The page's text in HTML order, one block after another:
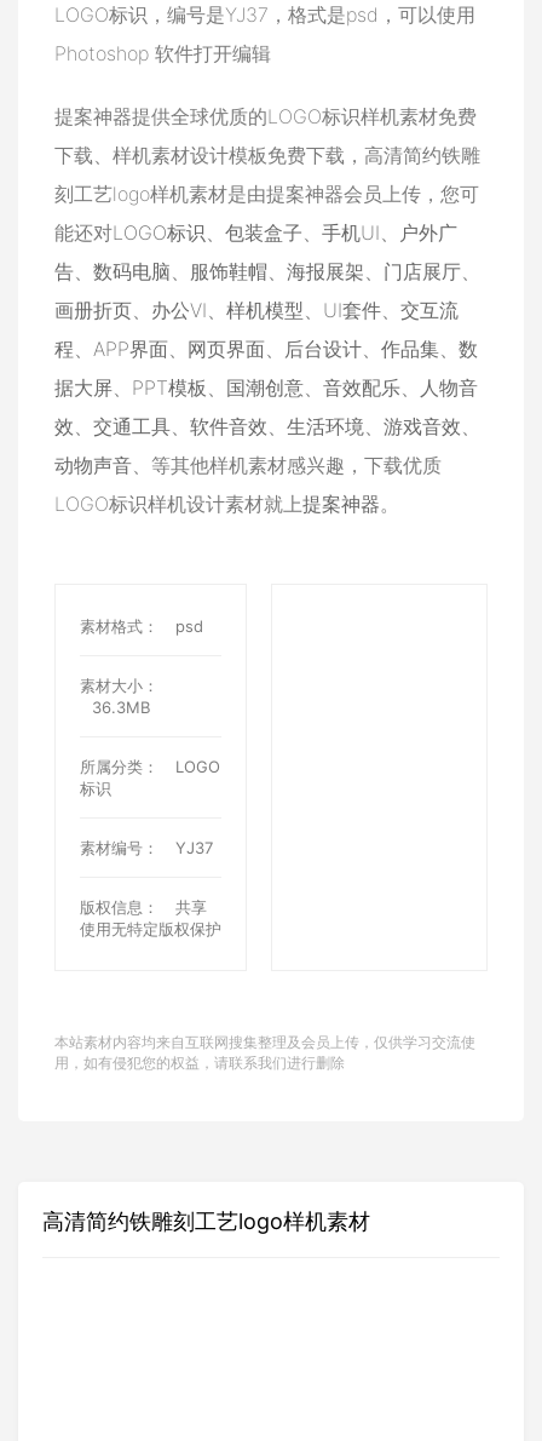
LOGO标识，编号是YJ37，格式是psd，可以使用
Photoshop 软件打开编辑
提案神器提供全球优质的LOGO标识样机素材免费
下载、样机素材设计模板免费下载，高清简约铁雕
刻工艺logo样机素材是由提案神器会员上传，您可
能还对LOGO标识 包装盒子 手机UI
户外广
告
数码电脑 服饰鞋帽 海报展架 门店展厅
画册折页
办公VI 样机模型 UI套件
交互流
程
APP界面 网页界面 后台设计 作品集
数
据大屏
PPT模板 国潮创意 音效配乐
人物音
效
交通工具 软件音效 生活环境 游戏音效
动物声音 、等其他样机素材感兴趣，下载优质
LOGO标识样机设计素材就上提案神器。
素材格式： psd
素材大小：
36.3MB
所属分类：
LOGO
标识
素材编号： YJ37
版权信息：
共享
使用无特定版权保护
本站素材内容均来自互联网搜集整理及会员上传，仅供学习交流使
用，如有侵犯您的权益，请联系我们进行删除
高清简约铁雕刻工艺logo样机素材